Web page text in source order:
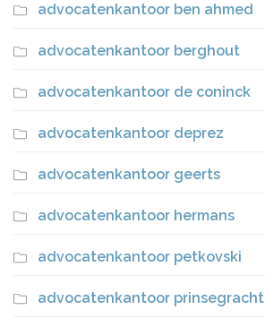
advocatenkantoor ben ahmed
advocatenkantoor berghout
advocatenkantoor de coninck
advocatenkantoor deprez
advocatenkantoor geerts
advocatenkantoor hermans
advocatenkantoor petkovski
advocatenkantoor prinsegracht